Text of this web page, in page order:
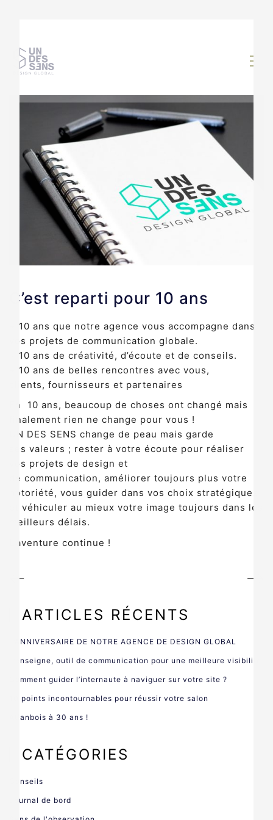
C’est reparti pour 10 ans
+ 10 ans que notre agence vous accompagne dans
vos projets de communication globale.
+ 10 ans de créativité, d’écoute et de conseils.
+ 10 ans de belles rencontres avec vous,
clients, fournisseurs et partenaires
En 10 ans, beaucoup de choses ont changé mais
finalement rien ne change pour vous !
UN DES SENS change de peau mais garde
ses valeurs ; rester à votre écoute pour réaliser
vos projets de design et
de communication, améliorer toujours plus votre
notoriété, vous guider dans vos choix stratégiques
et véhiculer au mieux votre image toujours dans les
meilleurs délais.
L’aventure continue !
ARTICLES RÉCENTS
L’ANNIVERSAIRE DE NOTRE AGENCE DE DESIGN GLOBAL
L’enseigne, outil de communication pour une meilleure visibilité
Comment guider l’internaute à naviguer sur votre site ?
10 points incontournables pour réussir votre salon
Atlanbois à 30 ans !
CATÉGORIES
Conseils
Journal de bord
Tous droits réservés © 2020 UN DES SENS design
global - 126-128 Rue Saint Jacques - 49100 Angers
-Mentions légales